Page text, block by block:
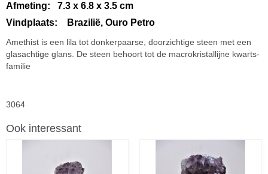
Afmeting: 7.3 x 6.8 x 3.5 cm
Vindplaats: Brazilië, Ouro Petro
Amethist is een lila tot donkerpaarse, doorzichtige steen met een
glasachtige glans. De steen behoort tot de macrokristallijne kwarts-
familie
3064
Ook interessant